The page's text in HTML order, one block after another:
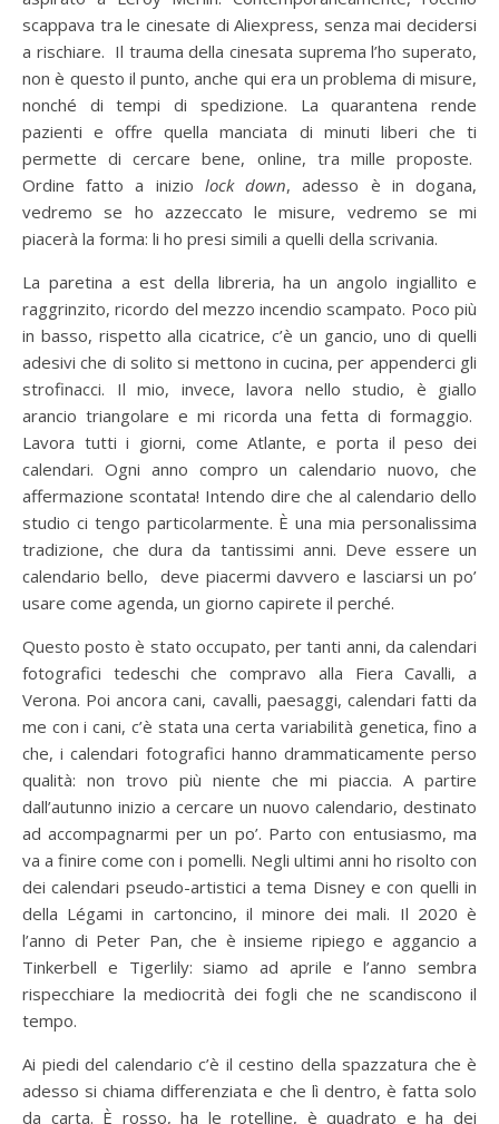
scappava tra le cinesate di Aliexpress, senza mai decidersi
a rischiare. Il trauma della cinesata suprema l’ho superato,
non è questo il punto, anche qui era un problema di misure,
nonché di tempi di spedizione. La quarantena rende
pazienti e offre quella manciata di minuti liberi che ti
permette di cercare bene, online, tra mille proposte.
Ordine fatto a inizio lock down, adesso è in dogana,
vedremo se ho azzeccato le misure, vedremo se mi
piacerà la forma: li ho presi simili a quelli della scrivania.
La paretina a est della libreria, ha un angolo ingiallito e
raggrinzito, ricordo del mezzo incendio scampato. Poco più
in basso, rispetto alla cicatrice, c’è un gancio, uno di quelli
adesivi che di solito si mettono in cucina, per appenderci gli
strofinacci. Il mio, invece, lavora nello studio, è giallo
arancio triangolare e mi ricorda una fetta di formaggio.
Lavora tutti i giorni, come Atlante, e porta il peso dei
calendari. Ogni anno compro un calendario nuovo, che
affermazione scontata! Intendo dire che al calendario dello
studio ci tengo particolarmente. È una mia personalissima
tradizione, che dura da tantissimi anni. Deve essere un
calendario bello, deve piacermi davvero e lasciarsi un po’
usare come agenda, un giorno capirete il perché.
Questo posto è stato occupato, per tanti anni, da calendari
fotografici tedeschi che compravo alla Fiera Cavalli, a
Verona. Poi ancora cani, cavalli, paesaggi, calendari fatti da
me con i cani, c’è stata una certa variabilità genetica, fino a
che, i calendari fotografici hanno drammaticamente perso
qualità: non trovo più niente che mi piaccia. A partire
dall’autunno inizio a cercare un nuovo calendario, destinato
ad accompagnarmi per un po’. Parto con entusiasmo, ma
va a finire come con i pomelli. Negli ultimi anni ho risolto con
dei calendari pseudo-artistici a tema Disney e con quelli in
della Légami in cartoncino, il minore dei mali. Il 2020 è
l’anno di Peter Pan, che è insieme ripiego e aggancio a
Tinkerbell e Tigerlily: siamo ad aprile e l’anno sembra
rispecchiare la mediocrità dei fogli che ne scandiscono il
tempo.
Ai piedi del calendario c’è il cestino della spazzatura che è
adesso si chiama differenziata e che lì dentro, è fatta solo
da carta. È rosso, ha le rotelline, è quadrato e ha dei